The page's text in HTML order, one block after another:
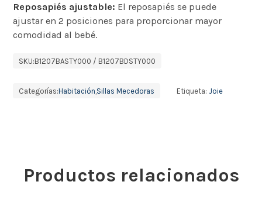
Reposapiés ajustable: El reposapiés se puede
ajustar en 2 posiciones para proporcionar mayor
comodidad al bebé.
SKU:B1207BASTY000 / B1207BDSTY000
Categorías:Habitación Sillas Mecedoras Etiqueta: Joie
Productos relacionados